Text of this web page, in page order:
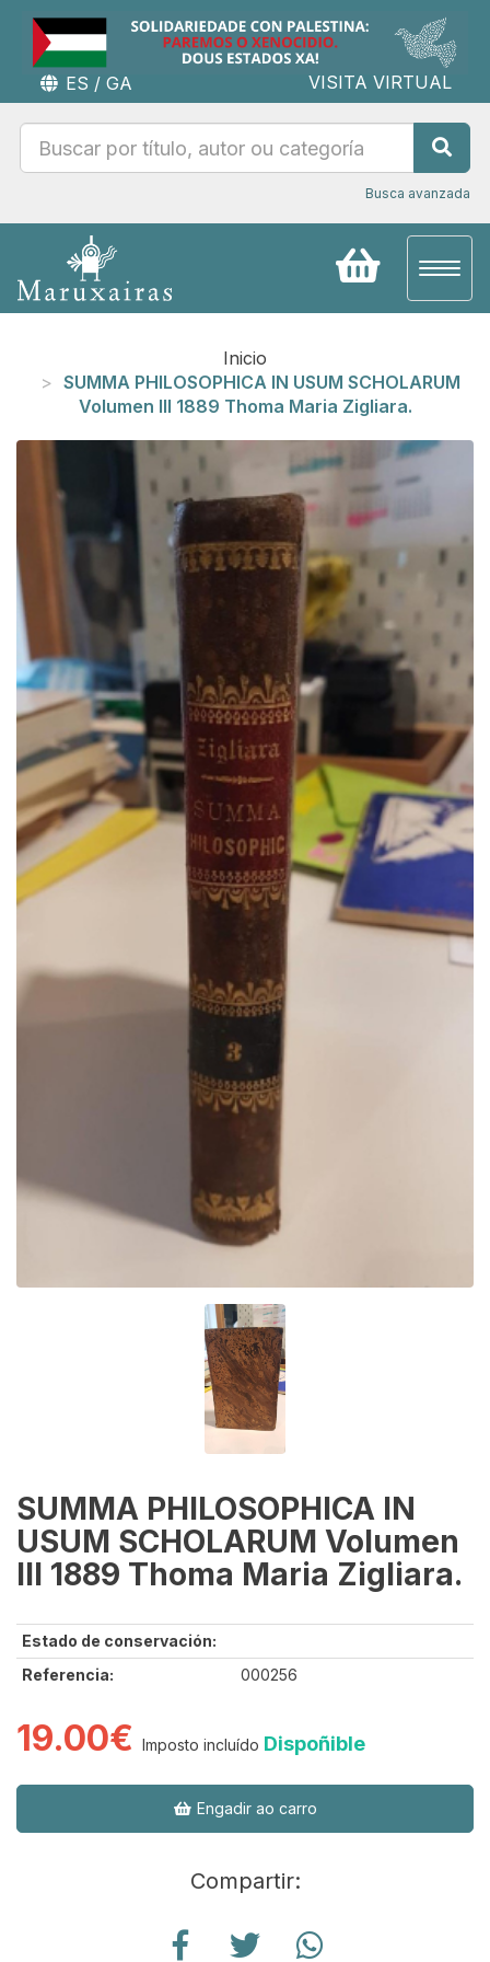
ES / GA VISITA VIRTUAL
Busca avanzada
Inicio
SUMMA PHILOSOPHICA IN USUM SCHOLARUM
Volumen III 1889 Thoma Maria Zigliara.
SUMMA PHILOSOPHICA IN
USUM SCHOLARUM Volumen
III 1889 Thoma Maria Zigliara.
Estado de conservación:
Referencia:
000256
19.00€ Imposto incluído Dispoñible
Engadir ao carro
Compartir: